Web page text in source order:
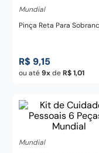
Mundial
Pinça Reta Para
R$ 9,15
ou até9 deR$ 1,01
Mundial